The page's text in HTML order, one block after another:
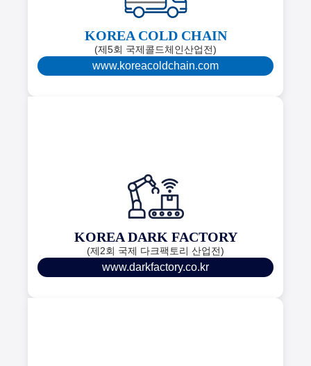
KOREA COLD CHAIN
(제5회 국제콜드체인산업전)
www.koreacoldchain.com
KOREA DARK FACTORY
(제2회 국제 다크팩토리 산업전)
www.darkfactory.co.kr